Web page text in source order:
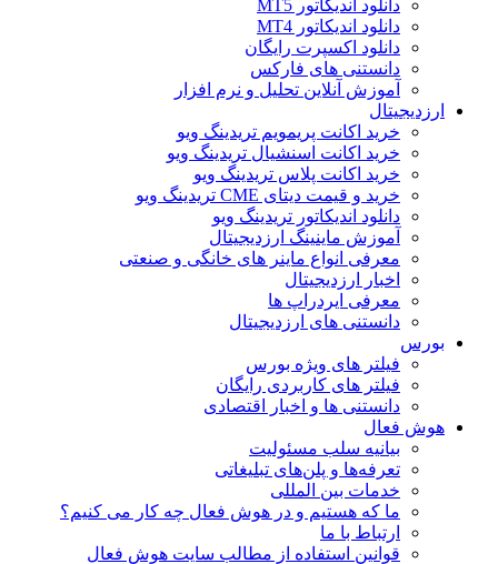
دانلود اندیکاتور MT5
دانلود اندیکاتور MT4
دانلود اکسپرت رایگان
دانستنی های فارکس
آموزش آنلاین تحلیل و نرم افزار
ارزدیجیتال
خرید اکانت پریمویم تریدینگ ویو
خرید اکانت اسنشیال تریدینگ ویو
خرید اکانت پلاس تریدینگ ویو
خرید و قیمت دیتای CME تریدینگ ویو
دانلود اندیکاتور تریدینگ ویو
آموزش ماینینگ ارزدیجیتال
معرفی انواع ماینر های خانگی و صنعتی
اخبار ارزدیجیتال
معرفی ایردراپ ها
دانستنی های ارزدیجیتال
بورس
فیلتر های ویژه بورس
فیلتر های کاربردی رایگان
دانستنی ها و اخبار اقتصادی
هوش فعال
بیانیه سلب مسئولیت
تعرفه‌ها و پلن‌های تبلیغاتی
خدمات بین المللی
ما که هستیم و در هوش فعال چه کار می کنیم؟
ارتباط با ما
قوانین استفاده از مطالب سایت هوش فعال